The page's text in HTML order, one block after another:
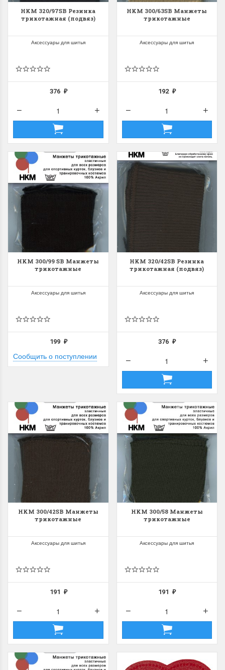
HKM 320/97SB Резинка
трикотажная (подвяз)
Аксессуары для шитья
376 ₽
HKM 300/63SB Манжеты
трикотажные
Аксессуары для шитья
192₽
HKM 300/99 SB Манжеты
трикотажные
Аксессуары для шитья
199 ₽
Сообщить о поступлении
HKM 320/42SB Резинка
трикотажная (подвяз)
Аксессуары для шитья
376₽
HKM 300/42SB Манжеты
трикотажные
Аксессуары для шитья
191 ₽
HKM 300/58 Манжеты
трикотажные
Аксессуары для шитья
191₽